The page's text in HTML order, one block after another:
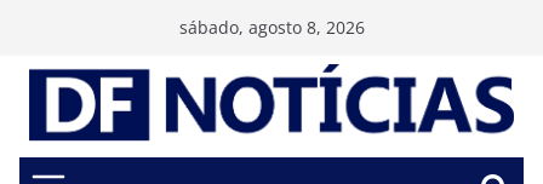
conteúdo
sábado, agosto 8, 2026